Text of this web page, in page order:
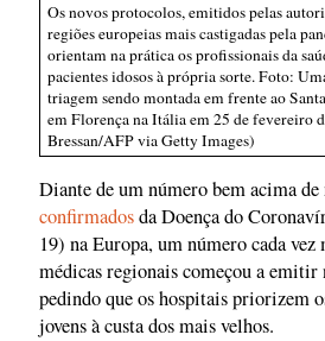
Os novos protocolos, emitidos pelas
regiões europeias mais castigadas pela
orientam na prática os profissionais da
pacientes idosos à própria sorte. Foto:
triagem sendo montada em frente ao
em Florença na Itália em 25 de fevereiro
Bressan/AFP via Getty Images)
Diante de um número bem acima
confirmadosda Doença do
19) na Europa, um número cada
médicas regionais começou a emitir
pedindo que os hospitais priorizem
jovens à custa dos mais velhos.